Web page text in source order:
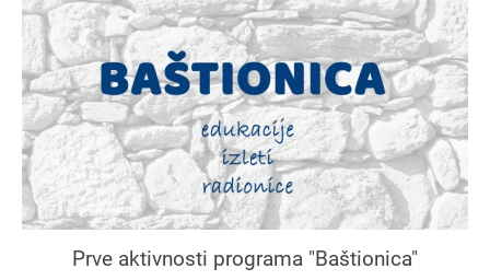
Prve aktivnosti programa "Baštionica"